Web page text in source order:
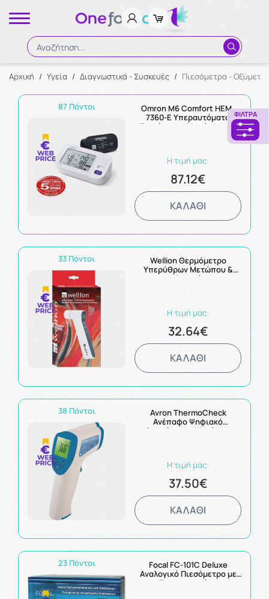
Αναζήτηση...
Αναζήτηση
Αρχική / Υγεία / Διαγνωστικά - Συσκευές / Πιεσόμετρα -
ΦΊΛΤΡΑ
87 Πόντοι
Omron M6 Comfort HEM-
7360-E Υπεραυτόματο
Πιεσόμετρο Μπράτσου με
Η τιμή μας:
87.12€
ΚΑΛΑΘΙ
33 Πόντοι
Wellion Θερμόμετρο
Υπερύθρων Μετώπου &
Αυτιού
Η τιμή μας:
32.64€
ΚΑΛΑΘΙ
38 Πόντοι
Avron ThermoCheck
Ανέπαφο Ψηφιακό
Θερμόμετρο Μετώπου
Η τιμή μας:
37.50€
ΚΑΛΑΘΙ
23 Πόντοι
Focal FC-101C Deluxe
Αναλογικό Πιεσόμετρο με
Ενσωματωμένο